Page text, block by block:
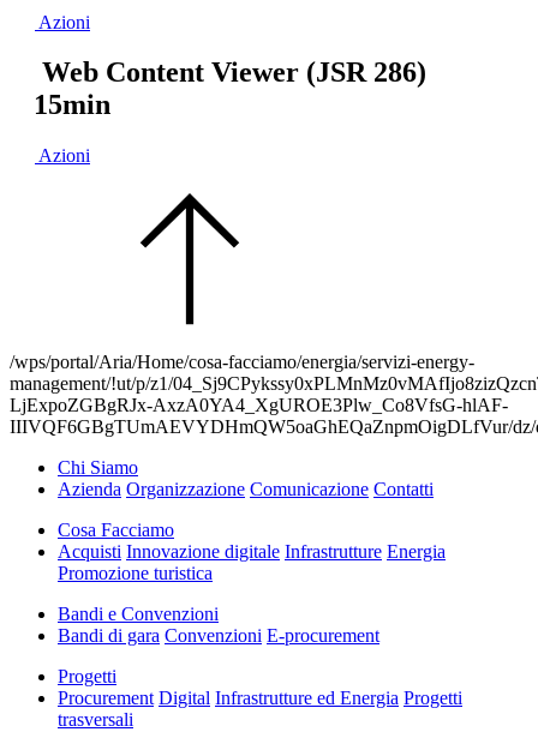
Azioni
Web Content Viewer (JSR 286)
15min
Azioni
/wps/portal/Aria/Home/cosa-facciamo/energia/servizi-energy-
management/!ut/p/z1/
LjExpoZGBgRJx-AxzA0YA4_XgUROE3Plw_Co8VfsG-hlAF-
IIIVQF6GBgTUmAEVYDHmQW5oaGhEQaZnpmOigDLfVur/
Chi Siamo
Azienda Organizzazione Comunicazione Contatti
Cosa Facciamo
Acquisti Innovazione digitale Infrastrutture Energia
Promozione turistica
Bandi e Convenzioni
Bandi di gara Convenzioni E-procurement
Progetti
Procurement Digital Infrastrutture ed Energia Progetti
trasversali